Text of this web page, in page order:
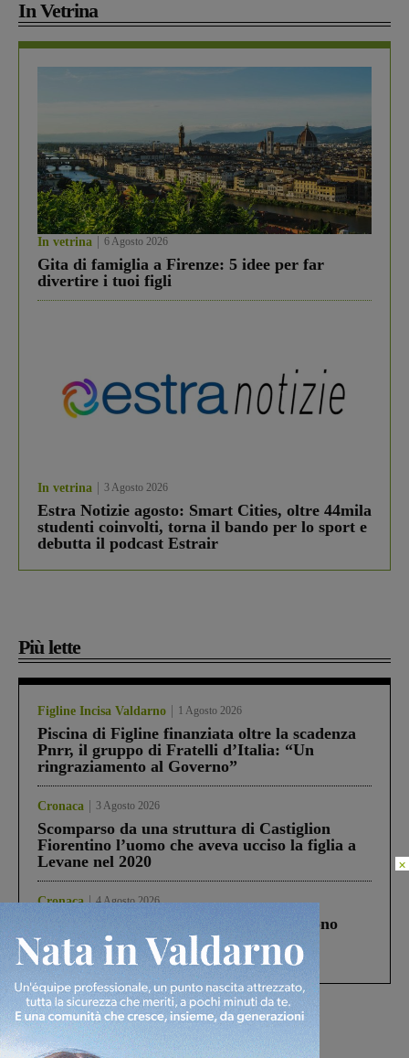
In Vetrina
In vetrina 6 Agosto 2026
Gita di famiglia a Firenze: 5 idee per far
divertire i tuoi figli
In vetrina 3 Agosto 2026
Estra Notizie agosto: Smart Cities, oltre 44mila
studenti coinvolti, torna il bando per lo sport e
debutta il podcast Estrair
Più lette
Figline Incisa Valdarno 1 Agosto 2026
Piscina di Figline finanziata oltre la scadenza
Pnrr, il gruppo di Fratelli d’Italia: “Un
ringraziamento al Governo”
Cronaca 3 Agosto 2026
Scomparso da una struttura di Castiglion
Fiorentino l’uomo che aveva ucciso la figlia a
Levane nel 2020
Cronaca 4 Agosto 2026
Un anno fa la strage in A1 in cui morirono
Gianni, Giulia e Franco. Lo schianto, il
processo, lo stop ai sorpassi fra tir....
×